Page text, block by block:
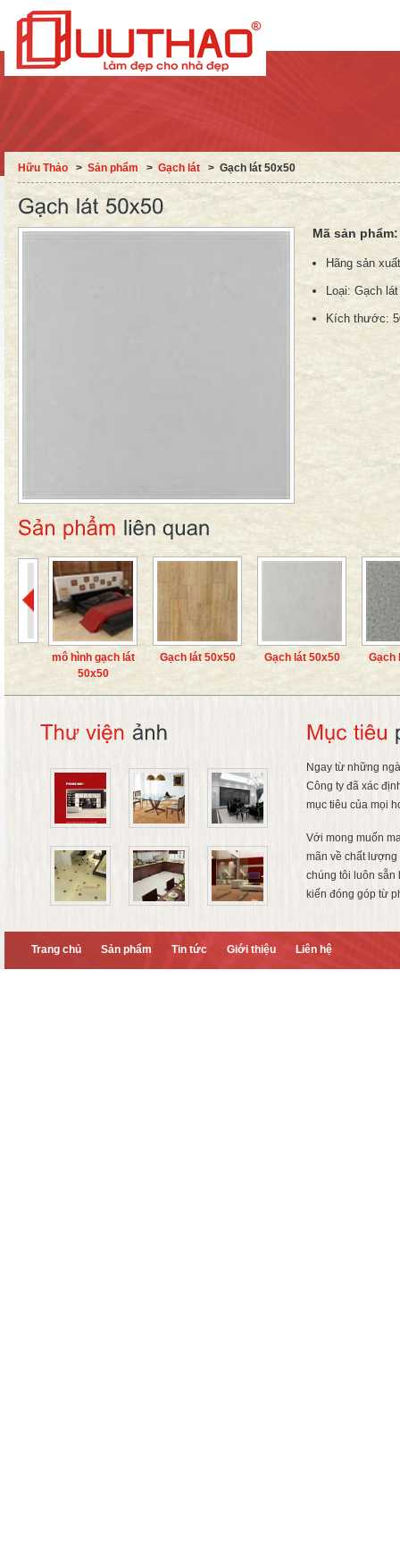
Hữu Thảo ˃ Sản phẩm ˃ Gạch lát ˃ Gạch lát 50x50
Mã sản
Hãng sản
Loại: Gạch
Kích thước:
mô hình gạch lát
50x50
Gạch lát 50x50 Gạch lát 50x50 Gạch
Ngay từ những
Công ty đã xác
mục tiêu của mọi
Với mong muốn
mãn về chất
chúng tôi luôn sẵn
kiến đóng góp từ
Trang chủ Sản phẩm Tin tức Giới thiệu Liên hệ